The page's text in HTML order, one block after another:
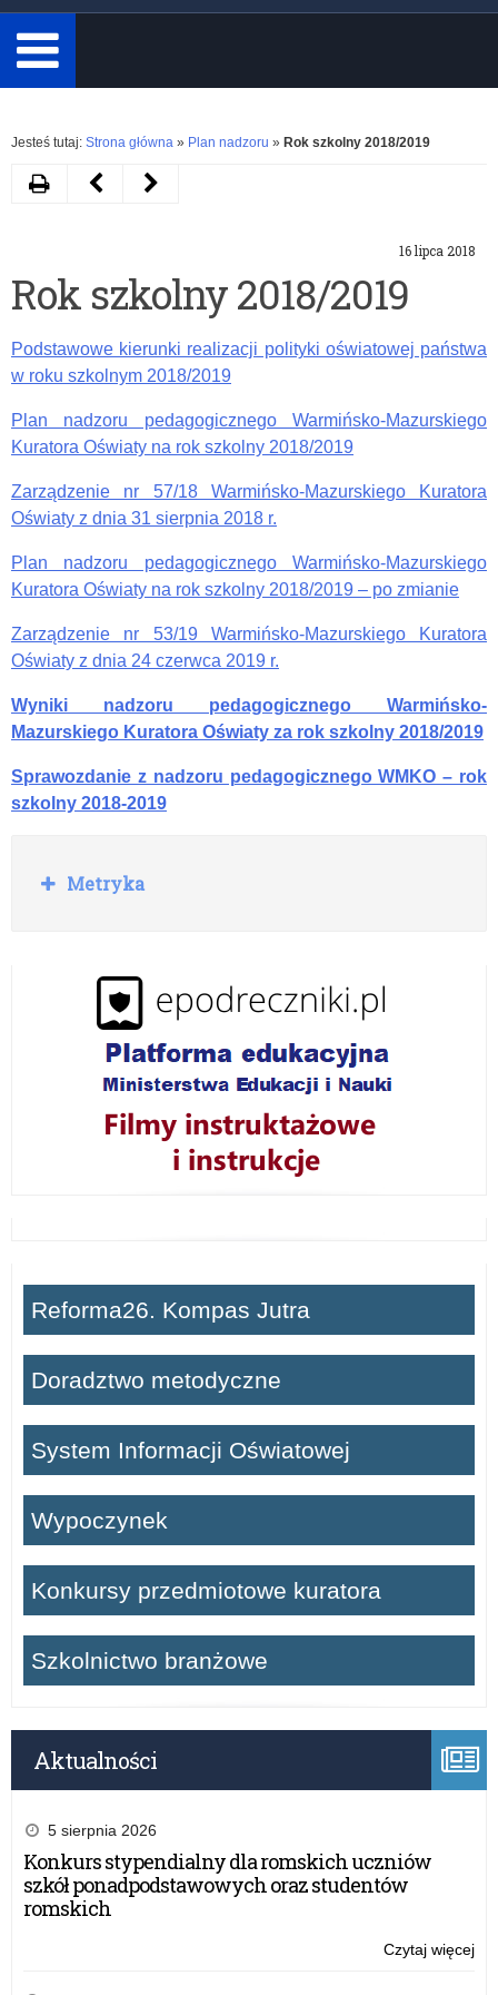
minimum
3
znaki.
Rozwiń
Jesteś tutaj: Strona główna » Plan nadzoru » Rok szkolny 2018/2019
16 lipca 2018
Rok szkolny 2018/2019
Podstawowe kierunki realizacji polityki oświatowej państwa
w roku szkolnym 2018/2019
Plan nadzoru pedagogicznego Warmińsko-Mazurskiego
Kuratora Oświaty na rok szkolny 2018/2019
Zarządzenie nr 57/18 Warmińsko-Mazurskiego Kuratora
Oświaty z dnia 31 sierpnia 2018 r.
Plan nadzoru pedagogicznego Warmińsko-Mazurskiego
Kuratora Oświaty na rok szkolny 2018/2019 – po zmianie
Zarządzenie nr 53/19 Warmińsko-Mazurskiego Kuratora
Oświaty z dnia 24 czerwca 2019 r.
Wyniki nadzoru pedagogicznego Warmińsko-
Mazurskiego Kuratora Oświaty za rok szkolny 2018/2019
Sprawozdanie z nadzoru pedagogicznego WMKO – rok
szkolny 2018-2019
DrukujNastępny
szkolny
Poprzedni
szkolny
R
o
Metryka
Reforma26. Kompas Jutra
Doradztwo metodyczne
System Informacji Oświatowej
Wypoczynek
Konkursy przedmiotowe kuratora
Szkolnictwo branżowe
Aktualności
5 sierpnia 2026
Konkurs stypendialny dla romskich uczniów
szkół ponadpodstawowych oraz studentów
romskich
Czytaj więcej